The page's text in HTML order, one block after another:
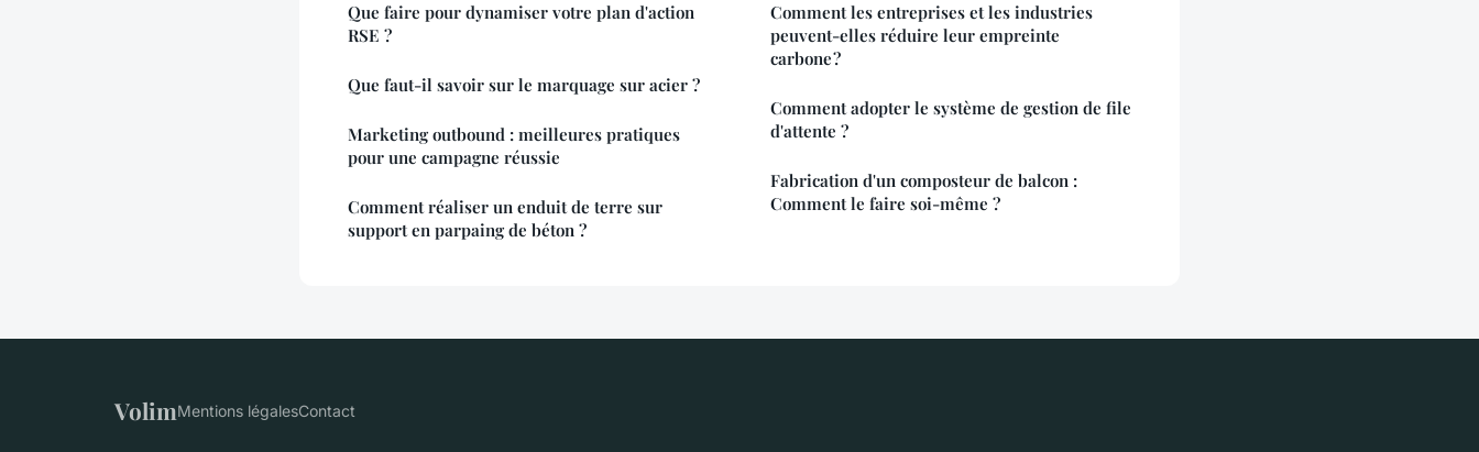
Que faire pour dynamiser votre plan d'action
RSE ?
Que faut-il savoir sur le marquage sur acier ?
Marketing outbound : meilleures pratiques
pour une campagne réussie
Comment réaliser un enduit de terre sur
support en parpaing de béton ?
Comment les entreprises et les industries
peuvent-elles réduire leur empreinte
carbone ?
Comment adopter le système de gestion de file
d'attente ?
Fabrication d'un composteur de balcon :
Comment le faire soi-même ?
VolimMentions légalesContact